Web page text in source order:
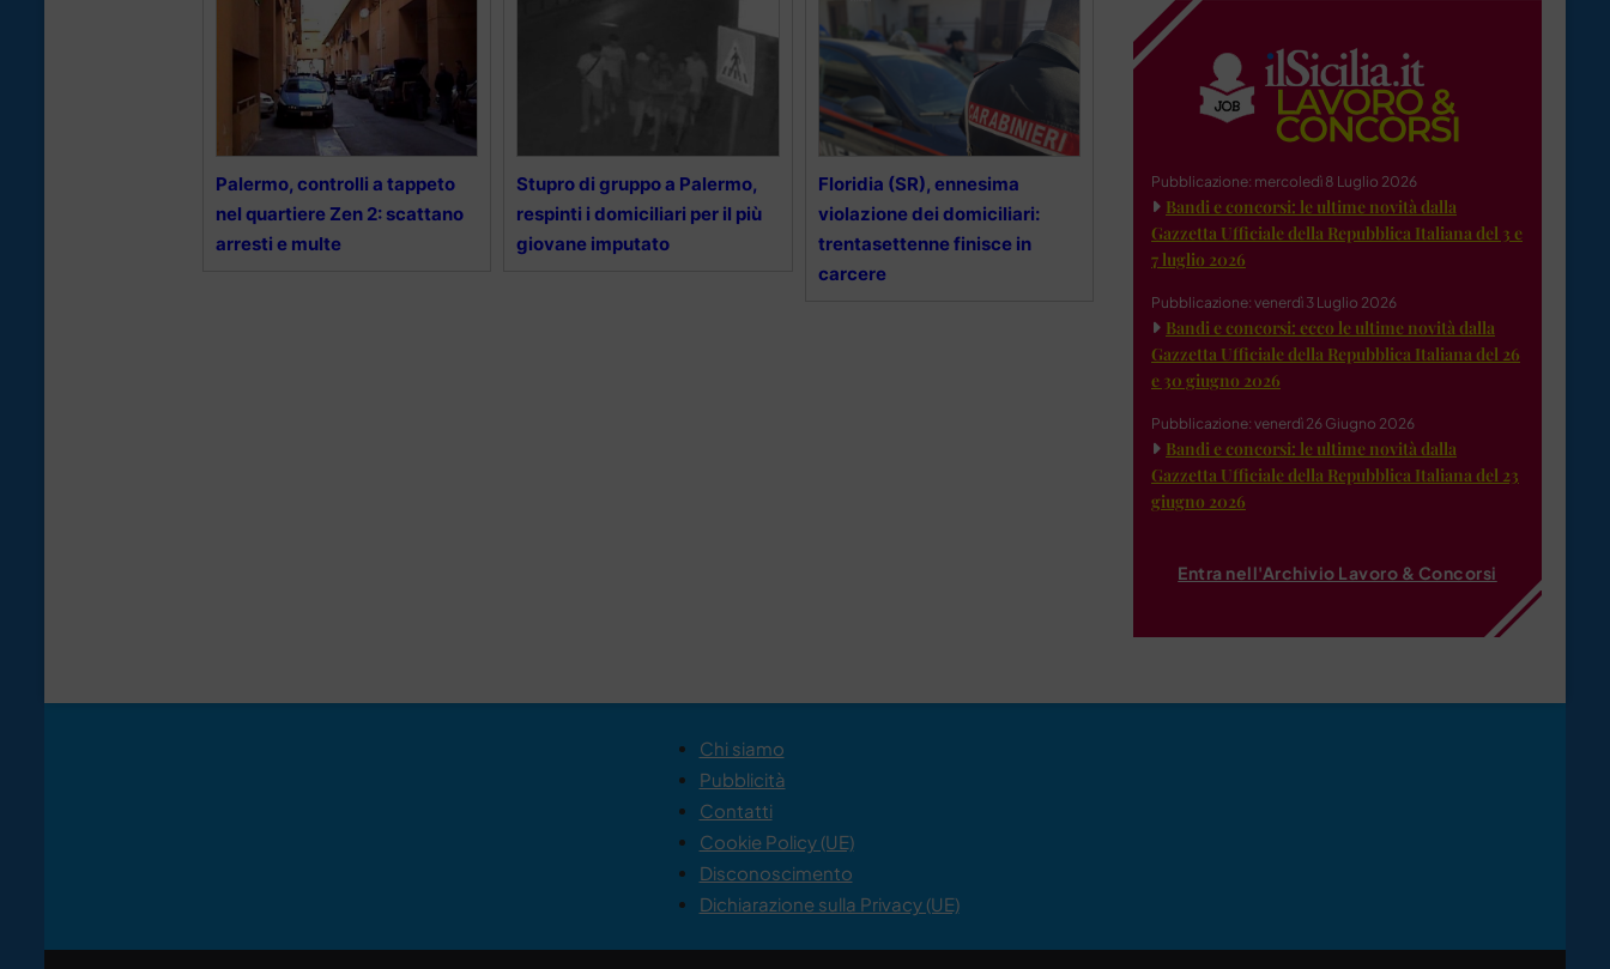
Palermo, controlli a tappeto
nel quartiere Zen 2: scattano
arresti e multe
Stupro di gruppo a Palermo,
respinti i domiciliari per il più
giovane imputato
Floridia (SR), ennesima
violazione dei domiciliari:
trentasettenne finisce in
carcere
Pubblicazione: mercoledì 8 Luglio 2026
Bandi e concorsi: le ultime novità dalla
Gazzetta Ufficiale della Repubblica Italiana del 3 e
7 luglio 2026
Pubblicazione: venerdì 3 Luglio 2026
Bandi e concorsi: ecco le ultime novità dalla
Gazzetta Ufficiale della Repubblica Italiana del 26
e 30 giugno 2026
Pubblicazione: venerdì 26 Giugno 2026
Bandi e concorsi: le ultime novità dalla
Gazzetta Ufficiale della Repubblica Italiana del 23
giugno 2026
Entra nell'Archivio Lavoro & Concorsi
Chi siamo
Pubblicità
Contatti
Cookie Policy (UE)
Disconoscimento
Dichiarazione sulla Privacy (UE)